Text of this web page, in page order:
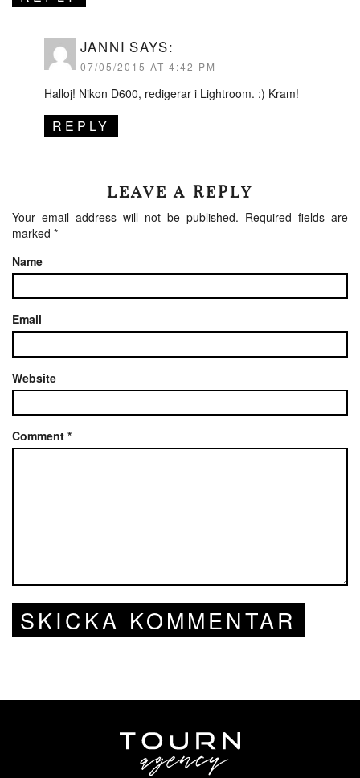
JANNI SAYS:
07/05/2015 AT 4:42 PM
Halloj! Nikon D600, redigerar i Lightroom. :) Kram!
REPLY
LEAVE A REPLY
Your email address will not be published. Required fields are
marked *
Name
Email
Website
Comment *
SKICKA KOMMENTAR